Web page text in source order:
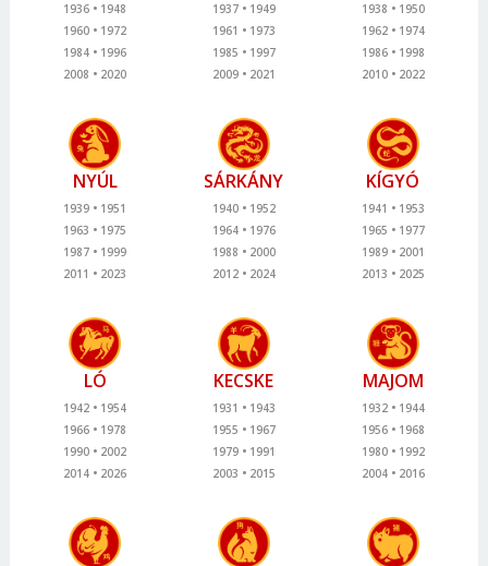
1936
1948
1960
1972
1984
1996
2008
2020
1937
1949
1961
1973
1985
1997
2009
2021
1938
1950
1962
1974
1986
1998
2010
2022
NYÚL
1939
1951
1963
1975
1987
1999
2011
2023
SÁRKÁNY
1940
1952
1964
1976
1988
2000
2012
2024
KÍGYÓ
1941
1953
1965
1977
1989
2001
2013
2025
LÓ
1942
1954
1966
1978
1990
2002
2014
2026
KECSKE
1931
1943
1955
1967
1979
1991
2003
2015
MAJOM
1932
1944
1956
1968
1980
1992
2004
2016